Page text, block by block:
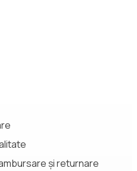
și returnare